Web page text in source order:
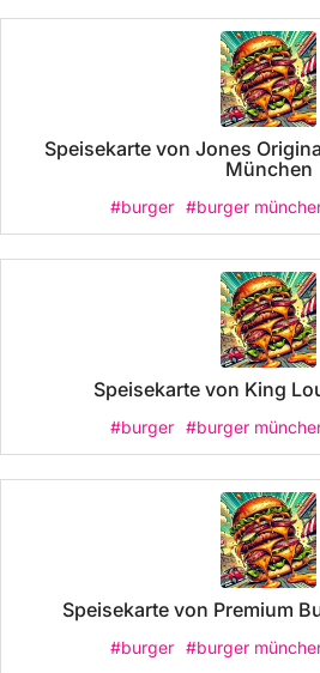
Speisekarte von Jones
München
#burger #burger
Speisekarte von King
#burger #burger
Speisekarte von Premium
#burger #burger